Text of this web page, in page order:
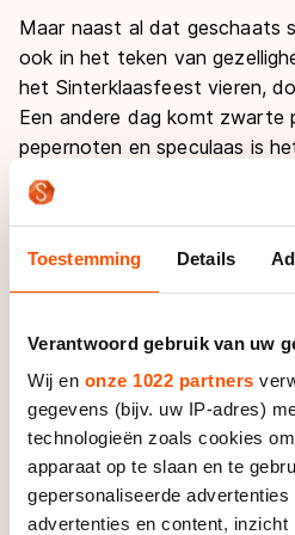
Toestemming Details
Verantwoord gebruik van uw
Wij en onze 1022 partners
gegevens (bijv. uw IP-adres)
technologieën zoals cookies
apparaat op te slaan en te
gepersonaliseerde
advertenties en content, inzicht
Maar naast al dat geschaats
ook in het teken van
het Sinterklaasfeest vieren,
Een andere dag komt zwarte
pepernoten en speculaas is
Nu maken we ons alweer op
kerstboom staat. Hier en
sfeerlichtjes en ook de
de boom. Gezellig met de
Wij als schaatsers moeten er
denken, deze dagen, dat de
ligt. Het is een drukke en
tweede kerstdag het NK
december het NK allround.